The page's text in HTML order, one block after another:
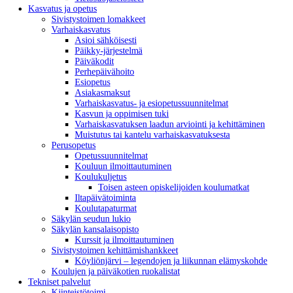
Kasvatus ja opetus
Sivistystoimen lomakkeet
Varhaiskasvatus
Asioi sähköisesti
Päikky-järjestelmä
Päiväkodit
Perhepäivähoito
Esiopetus
Asiakasmaksut
Varhaiskasvatus- ja esiopetussuunnitelmat
Kasvun ja oppimisen tuki
Varhaiskasvatuksen laadun arviointi ja kehittäminen
Muistutus tai kantelu varhaiskasvatuksesta
Perusopetus
Opetussuunnitelmat
Kouluun ilmoittautuminen
Koulukuljetus
Toisen asteen opiskelijoiden koulumatkat
Iltapäivätoiminta
Koulutapaturmat
Säkylän seudun lukio
Säkylän kansalaisopisto
Kurssit ja ilmoittautuminen
Sivistystoimen kehittämishankkeet
Köyliönjärvi – legendojen ja liikunnan elämyskohde
Koulujen ja päiväkotien ruokalistat
Tekniset palvelut